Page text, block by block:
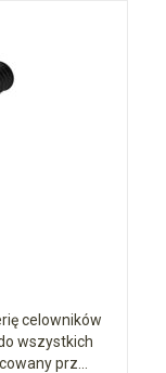
celowników
wszystkich
prz...